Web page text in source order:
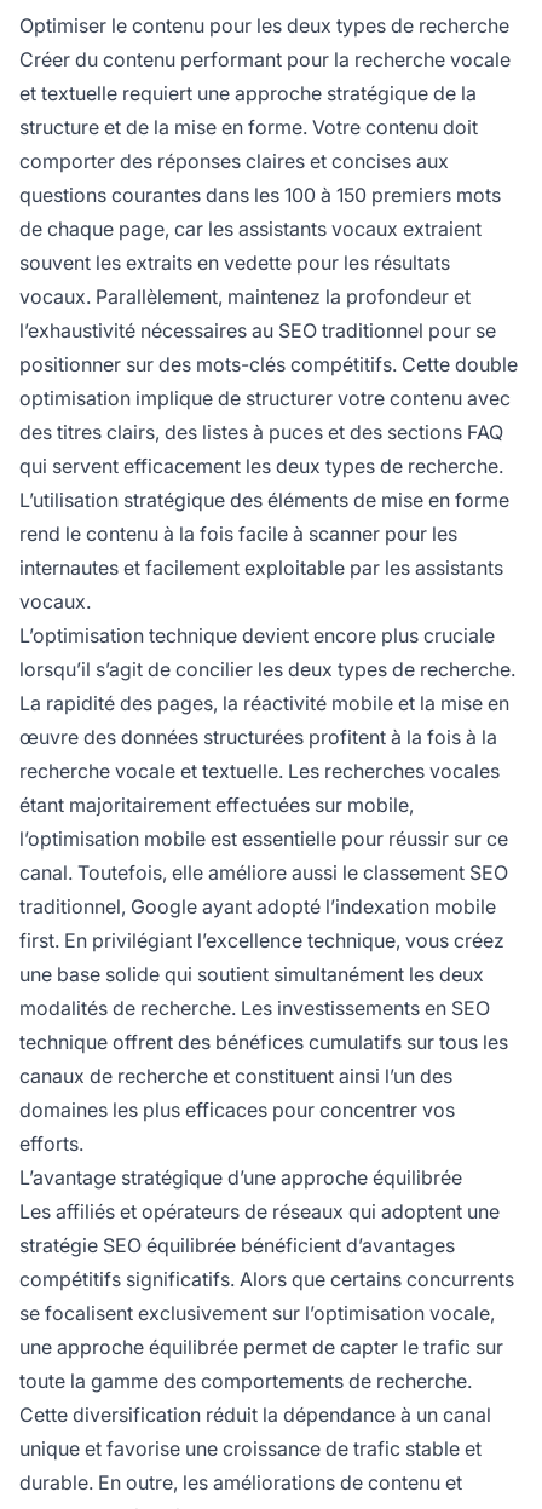
Optimiser le contenu pour les deux types de recherche
Créer du contenu performant pour la recherche vocale
et textuelle requiert une approche stratégique de la
structure et de la mise en forme. Votre contenu doit
comporter des réponses claires et concises aux
questions courantes dans les 100 à 150 premiers mots
de chaque page, car les assistants vocaux extraient
souvent les extraits en vedette pour les résultats
vocaux. Parallèlement, maintenez la profondeur et
l’exhaustivité nécessaires au SEO traditionnel pour se
positionner sur des mots-clés compétitifs. Cette double
optimisation implique de structurer votre contenu avec
des titres clairs, des listes à puces et des sections FAQ
qui servent efficacement les deux types de recherche.
L’utilisation stratégique des éléments de mise en forme
rend le contenu à la fois facile à scanner pour les
internautes et facilement exploitable par les assistants
vocaux.
L’optimisation technique devient encore plus cruciale
lorsqu’il s’agit de concilier les deux types de recherche.
La rapidité des pages, la réactivité mobile et la mise en
œuvre des données structurées profitent à la fois à la
recherche vocale et textuelle. Les recherches vocales
étant majoritairement effectuées sur mobile,
l’optimisation mobile est essentielle pour réussir sur ce
canal. Toutefois, elle améliore aussi le classement SEO
traditionnel, Google ayant adopté l’indexation mobile
first. En privilégiant l’excellence technique, vous créez
une base solide qui soutient simultanément les deux
modalités de recherche. Les investissements en SEO
technique offrent des bénéfices cumulatifs sur tous les
canaux de recherche et constituent ainsi l’un des
domaines les plus efficaces pour concentrer vos
efforts.
L’avantage stratégique d’une approche équilibrée
Les affiliés et opérateurs de réseaux qui adoptent une
stratégie SEO équilibrée bénéficient d’avantages
compétitifs significatifs. Alors que certains concurrents
se focalisent exclusivement sur l’optimisation vocale,
une approche équilibrée permet de capter le trafic sur
toute la gamme des comportements de recherche.
Cette diversification réduit la dépendance à un canal
unique et favorise une croissance de trafic stable et
durable. En outre, les améliorations de contenu et